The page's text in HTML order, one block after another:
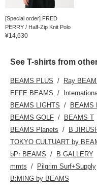
[Special order] FRED
PERRY / Half-Zip Knit Polo
¥14,630
See T-shirts from
BEAMS PLUS Ray
EFFE BEAMS
BEAMS LIGHTS
BEAMS
BEAMS GOLF
BEAMS T
BEAMS Planets
B
TOKYO CULTUART by
bPr BEAMS
B GALLERY
mmts
Pilgrim Surf+Supply
B:MING by BEAMS